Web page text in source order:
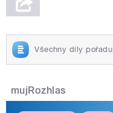
Všechny díly
mujRozhlas